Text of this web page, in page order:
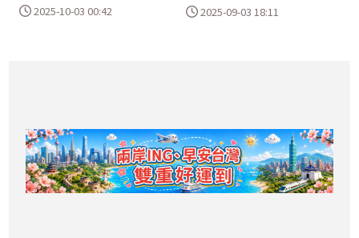
2025-10-03 00:42 2025-09-03 18:11